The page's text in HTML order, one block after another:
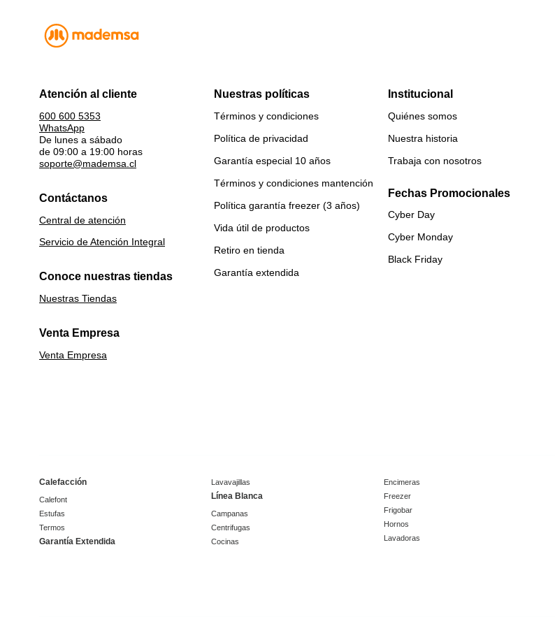
Atención al cliente
600 600 5353
WhatsApp
De lunes a sábado
de 09:00 a 19:00 horas
soporte@mademsa.cl
Contáctanos
Central de atención
Servicio de Atención Integral
Conoce nuestras tiendas
Nuestras Tiendas
Venta Empresa
Venta Empresa
Nuestras políticas
Términos y condiciones
Política de privacidad
Garantía especial 10 años
Términos y condiciones mantención
Política garantía freezer (3 años)
Vida útil de productos
Retiro en tienda
Garantía extendida
Institucional
Quiénes somos
Nuestra historia
Trabaja con nosotros
Fechas Promocionales
Cyber Day
Cyber Monday
Black Friday
Calefacción
Calefont
Estufas
Termos
Garantía Extendida
Lavavajillas
Línea Blanca
Campanas
Centrifugas
Cocinas
Encimeras
Freezer
Frigobar
Hornos
Lavadoras